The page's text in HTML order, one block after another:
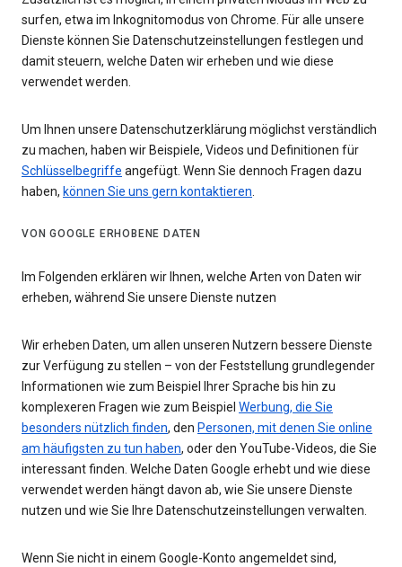
surfen, etwa im Inkognitomodus von Chrome. Für alle unsere
Dienste können Sie Datenschutzeinstellungen festlegen und
damit steuern, welche Daten wir erheben und wie diese
verwendet werden.
Um Ihnen unsere Datenschutzerklärung möglichst verständlich
zu machen, haben wir Beispiele, Videos und Definitionen für
Schlüsselbegriffe angefügt. Wenn Sie dennoch Fragen dazu
haben, können Sie uns gern kontaktieren.
VON GOOGLE ERHOBENE DATEN
Im Folgenden erklären wir Ihnen, welche Arten von Daten wir
erheben, während Sie unsere Dienste nutzen
Wir erheben Daten, um allen unseren Nutzern bessere Dienste
zur Verfügung zu stellen – von der Feststellung grundlegender
Informationen wie zum Beispiel Ihrer Sprache bis hin zu
komplexeren Fragen wie zum Beispiel Werbung, die Sie
besonders nützlich finden, den Personen, mit denen Sie online
am häufigsten zu tun haben, oder den YouTube-Videos, die Sie
interessant finden. Welche Daten Google erhebt und wie diese
verwendet werden hängt davon ab, wie Sie unsere Dienste
nutzen und wie Sie Ihre Datenschutzeinstellungen verwalten.
Wenn Sie nicht in einem Google-Konto angemeldet sind,